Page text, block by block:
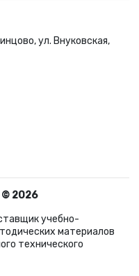
ул. Внуковская,
© 2026
учебно-
материалов
технического